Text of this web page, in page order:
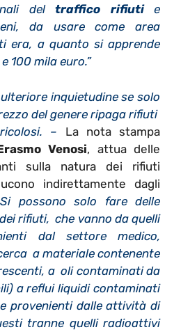
del traffico rifiuti e
da usare come area
era, a quanto si apprende
100 mila euro.”
inquietudine se solo
del genere ripaga rifiuti
– La nota stampa
Venosi, attua delle
sulla natura dei rifiuti
indirettamente dagli
Si possono solo fare delle
rifiuti, che vanno da quelli
dal settore medico,
a materiale contenente
a oli contaminati da
a reflui liquidi contaminati
provenienti dalle attività di
tranne quelli radioattivi